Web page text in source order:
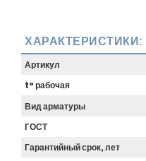
ХАРАКТЕРИСТИКИ:
Артикул
t° рабочая
Вид арматуры
ГОСТ
Гарантийный срок, лет